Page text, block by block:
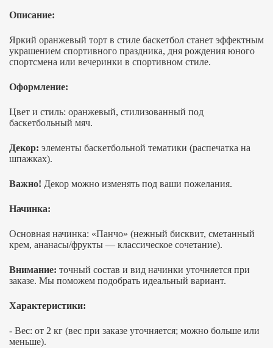
Описание:
Яркий оранжевый торт в стиле баскетбол станет эффектным
украшением спортивного праздника, дня рождения юного
спортсмена или вечеринки в спортивном стиле.
Оформление:
Цвет и стиль: оранжевый, стилизованный под
баскетбольный мяч.
Декор: элементы баскетбольной тематики (распечатка на
шпажках).
Важно! Декор можно изменять под ваши пожелания.
Начинка:
Основная начинка: «Панчо» (нежный бисквит, сметанный
крем, ананасы/фрукты — классическое сочетание).
Внимание: точный состав и вид начинки уточняется при
заказе. Мы поможем подобрать идеальный вариант.
Характеристики:
- Вес: от 2 кг (вес при заказе уточняется; можно больше или
меньше).